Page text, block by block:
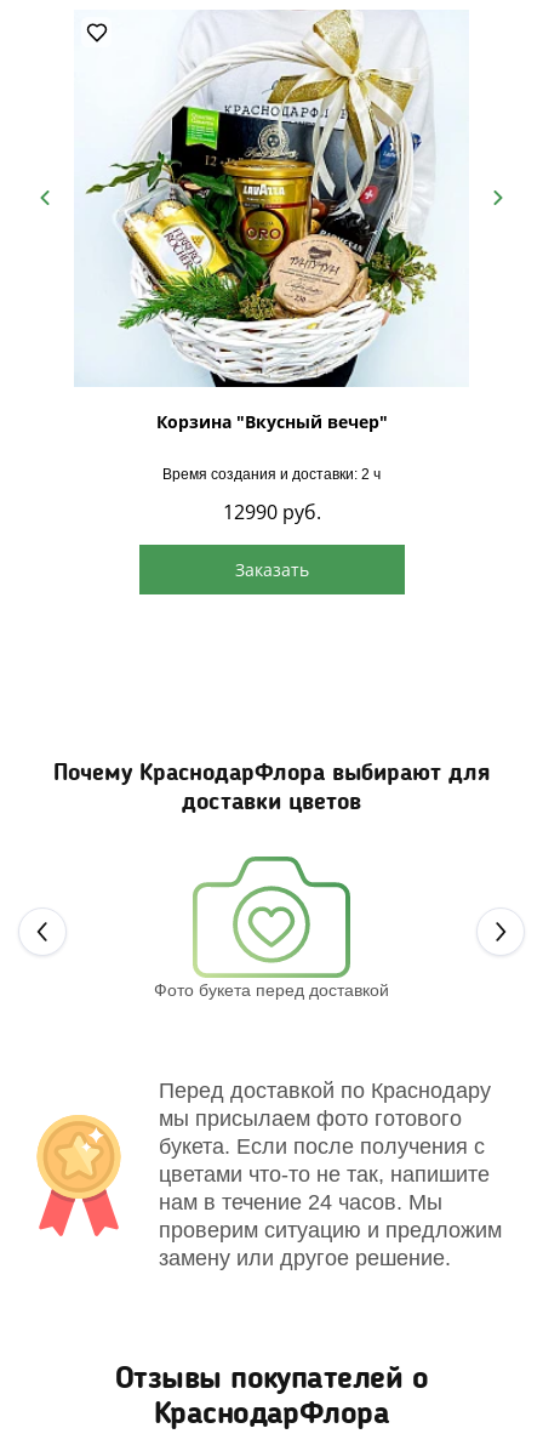
Корзина "Вкусный вечер"
Время создания и доставки: 2 ч
12990 руб.
Заказать
Почему КраснодарФлора выбирают для
доставки цветов
Фото букета перед доставкой
Перед доставкой по Краснодару
мы присылаем фото готового
букета. Если после получения с
цветами что-то не так, напишите
нам в течение 24 часов. Мы
проверим ситуацию и предложим
замену или другое решение.
Отзывы покупателей о
КраснодарФлора